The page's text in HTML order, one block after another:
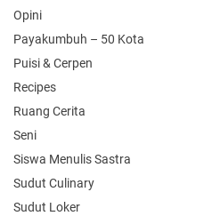
Opini
Payakumbuh – 50 Kota
Puisi & Cerpen
Recipes
Ruang Cerita
Seni
Siswa Menulis Sastra
Sudut Culinary
Sudut Loker